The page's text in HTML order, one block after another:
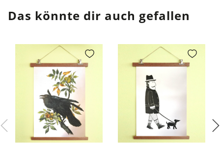
Das könnte dir auch gefallen